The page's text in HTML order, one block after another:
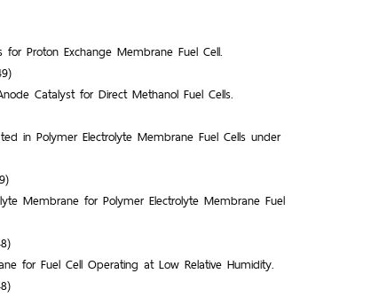
Proton Exchange Membrane Fuel Cell.
Catalyst for Direct Methanol Fuel Cells.
in Polymer Electrolyte Membrane Fuel Cells under
Membrane for Polymer Electrolyte Membrane Fuel
for Fuel Cell Operating at Low Relative Humidity.